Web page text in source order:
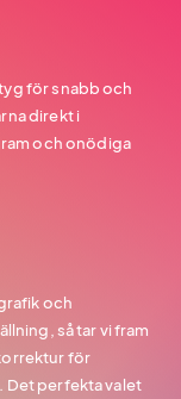
för snabb och
direkt i
och onödiga
och
så tar vi fram
för
Det perfekta valet